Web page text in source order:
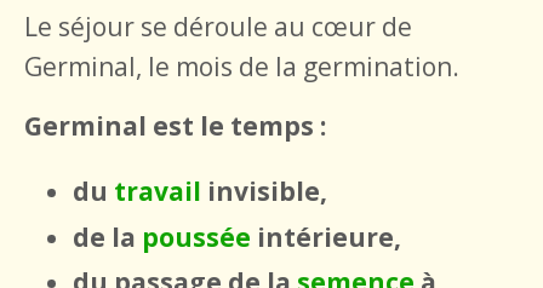
Le séjour se déroule au cœur de
Germinal, le mois de la germination.
Germinal est le temps :
du travail invisible,
de la poussée intérieure,